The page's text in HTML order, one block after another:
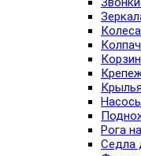
Рога
Седла